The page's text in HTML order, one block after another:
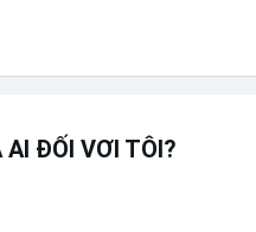
AI ĐỐI VƠI TÔI?